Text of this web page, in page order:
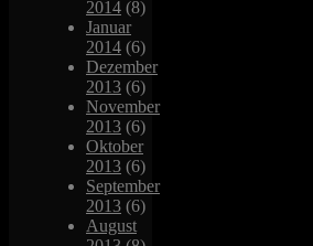
2014 (8)
Januar
2014 (6)
Dezember
2013 (6)
November
2013 (6)
Oktober
2013 (6)
September
2013 (6)
August